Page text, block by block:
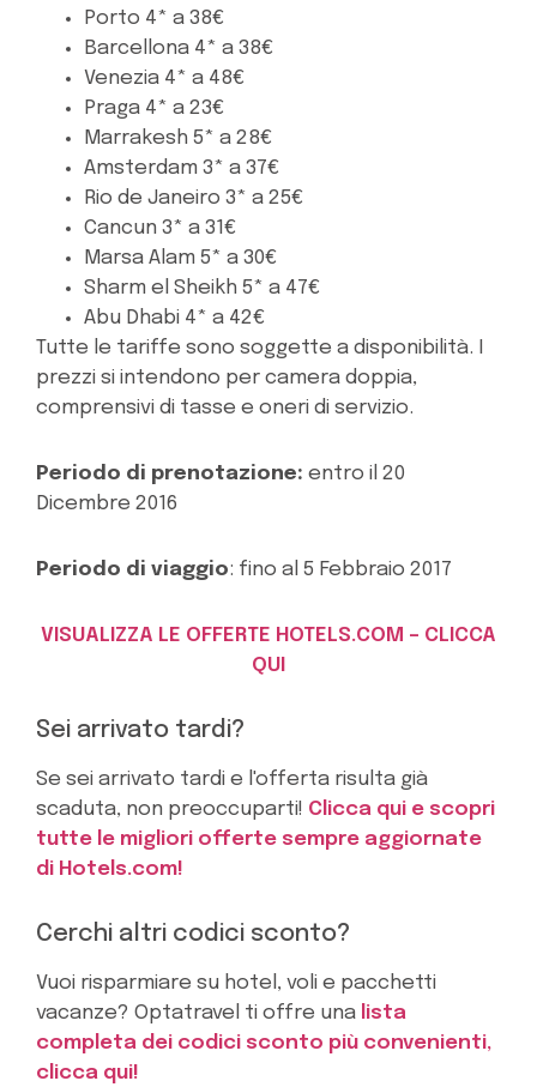
Porto 4* a 38€
Barcellona 4* a 38€
Venezia 4* a 48€
Praga 4* a 23€
Marrakesh 5* a 28€
Amsterdam 3* a 37€
Rio de Janeiro 3* a 25€
Cancun 3* a 31€
Marsa Alam 5* a 30€
Sharm el Sheikh 5* a 47€
Abu Dhabi 4* a 42€
Tutte le tariffe sono soggette a disponibilità. I
prezzi si intendono per camera doppia,
comprensivi di tasse e oneri di servizio.
Periodo di prenotazione: entro il 20
Dicembre 2016
Periodo di viaggio: fino al 5 Febbraio 2017
VISUALIZZA LE OFFERTE HOTELS.COM – CLICCA
QUI
Sei arrivato tardi?
Se sei arrivato tardi e l'offerta risulta già
scaduta, non preoccuparti! Clicca qui e scopri
tutte le migliori offerte sempre aggiornate
di Hotels.com!
Cerchi altri codici sconto?
Vuoi risparmiare su hotel, voli e pacchetti
vacanze? Optatravel ti offre una lista
completa dei codici sconto più convenienti,
clicca qui!